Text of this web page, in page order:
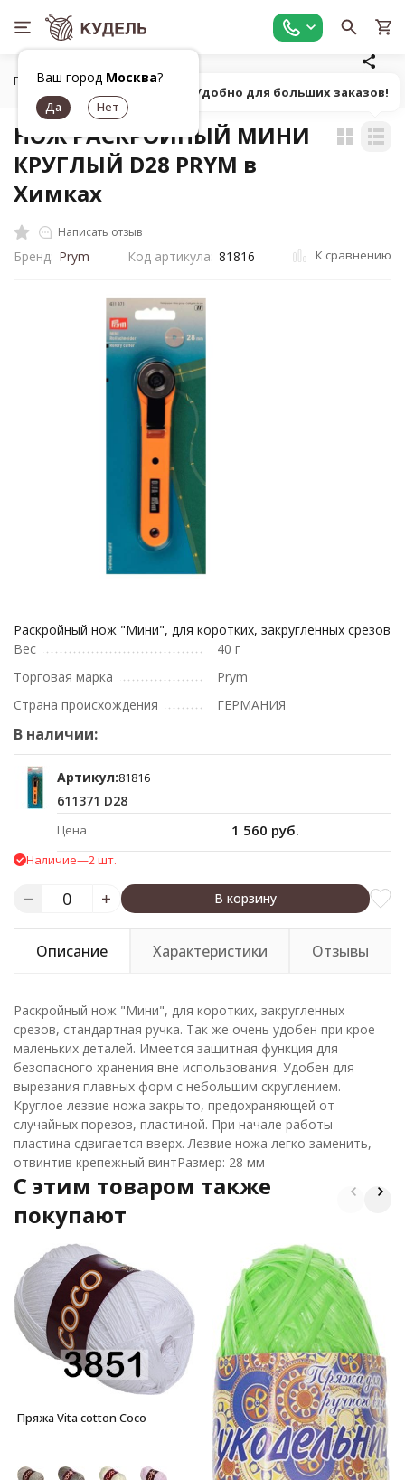
Ваш город Москва?
Главная Универсальные товары для рукоделия
НОЖ РАСКРОЙНЫЙ МИНИ
КРУГЛЫЙ D28 PRYM в
Химках
Написать отзыв
Бренд: Prym Код артикула: 81816 К сравнению
Раскройный нож "Мини", для коротких, закругленных срезов
Вес
40 г
Торговая марка
Prym
Страна происхождения
ГЕРМАНИЯ
В наличии:
Артикул:81816
611371 D28
Цена 1 560 руб.
Наличие—2 шт.
В корзину
Описание Характеристики Отзывы
Раскройный нож "Мини", для коротких, закругленных
срезов, стандартная ручка. Так же очень удобен при крое
маленьких деталей. Имеется защитная функция для
безопасного хранения вне использования. Удобен для
вырезания плавных форм с небольшим скруглением.
Круглое лезвие ножа закрыто, предохраняющей от
случайных порезов, пластиной. При начале работы
пластина сдвигается вверх. Лезвие ножа легко заменить,
отвинтив крепежный винтРазмер: 28 мм
C этим товаром также
покупают
Пряжа Vita cotton Coco
Попробуй! Удобно для больших заказов!